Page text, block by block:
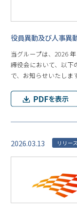
役員異動及び人事異
当グループは、2026
締役会において、以下
で、お知らせいたしま
2026.03.13 リリース